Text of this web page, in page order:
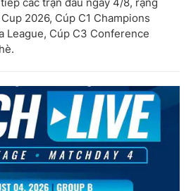
2026, Cúp C1 Champions
League, Cúp C3 Conference